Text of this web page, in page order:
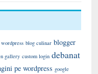
blog culinar blogger
gallery custom login debanat
pe wordpress google